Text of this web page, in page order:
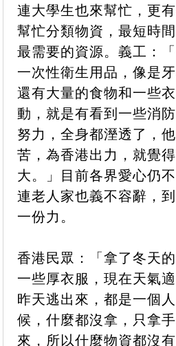
連大學生也來幫忙，更
幫忙分類物資，最短時
最需要的資源。義工：
一次性衛生用品，像是
還有大量的食物和一些
動，就是有看到一些消
努力，全身都溼透了，
苦，為香港出力，就覺
大。」目前各界愛心仍
連老人家也義不容辭，
一份力。
香港民眾：「拿了冬天的
一些厚衣服，現在天氣
昨天逃出來，都是一個
候，什麼都沒拿，只拿
來，所以什麼物資都沒有